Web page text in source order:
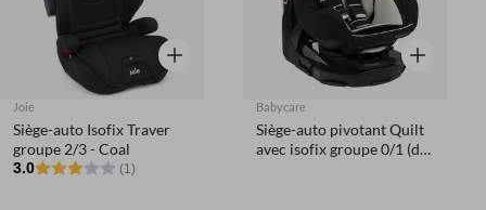
Aperçu rapide
Joie
Siège-auto Isofix Traver
groupe 2/3 - Coal
3.0 (1)
Aperçu
Babycare
Siège-auto pivotant Quilt
avec isofix groupe 0/1 (de